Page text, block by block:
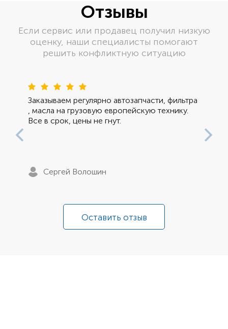
Отзывы
Если сервис или продавец получил низкую
оценку, наши специалисты помогают
решить конфликтную ситуацию
Заказываем регулярно автозапчасти, фильтра
, масла на грузовую европейскую технику.
Все в срок, цены не гнут.
Сергей Волошин
Оставить отзыв